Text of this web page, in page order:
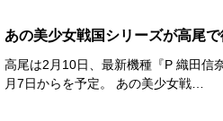
あの美少女戦国シリーズが高尾
高尾は2月10日、最新機種『P 織田信
月7日からを予定。 あの美少女戦…